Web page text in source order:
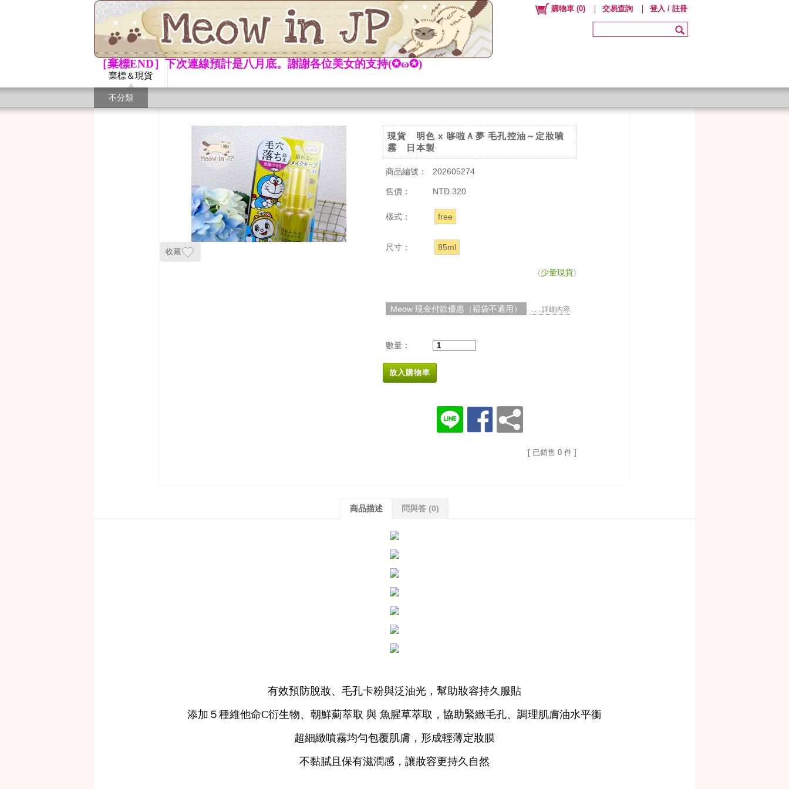
棄標＆現貨
購物車 (0) 交易查詢 登入 / 註冊
不分類
收藏
現貨 明色 x 哆啦Ａ夢 毛孔控油～定妝噴
霧 日本製
商品編號： 202605274
售價： NTD 320
樣式： free
尺寸： 85ml
(少量現貨)
Meow 現金付款優惠（福袋不適用） . . . 詳細內容
數量：
放入購物車
[ 已銷售 0 件 ]
商品描述 問與答 (0)
［棄標END］下次連線預計是八月底。謝謝各位美女的支持(✪ω✪)